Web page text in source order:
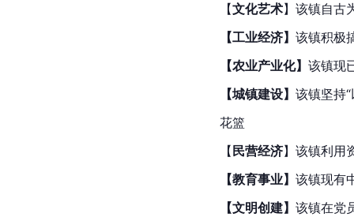
【文化艺术】该镇自古
【工业经济】 该镇积极
【农业产业化】 该镇现
【城镇建设】 该镇坚持
花篮
【民营经济】该镇利用
【教育事业】 该镇现有
【文明创建】 该镇在党